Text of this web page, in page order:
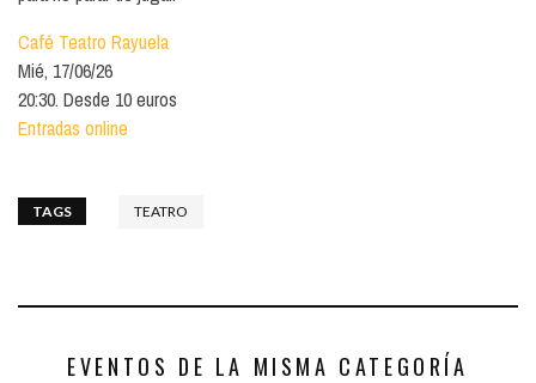
Café Teatro Rayuela
Mié, 17/06/26
20:30. Desde 10 euros
Entradas online
TAGS TEATRO
EVENTOS DE LA MISMA CATEGORÍA